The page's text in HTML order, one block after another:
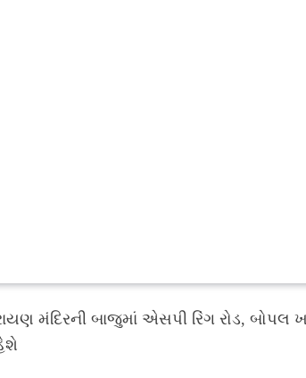
મંદિરની બાજુમાં એસપી રિંગ રોડ, બોપલ